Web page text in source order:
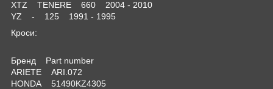
XTZ TENERE 660 2004 - 2010
YZ - 125 1991 - 1995
Кроси:
Бренд Part number
ARIETE ARI.072
HONDA 51490KZ4305